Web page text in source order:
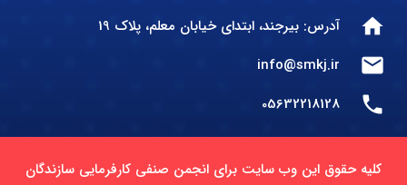
home آدرس: بیرجند، ابتدای خیابان معلم، پلاک 19
mail
info@smkj.ir
phone
05632218128
کلیه حقوق این وب سایت برای انجمن صنفی کارفرمایی سازندگان